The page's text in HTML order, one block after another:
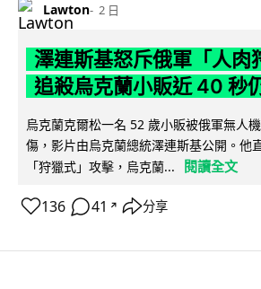
Lawton 2 日
澤連斯基怒斥俄軍「人肉
追殺烏克蘭小販近 40 秒
烏克蘭克爾松一名 52 歲小販被俄軍無人
傷，影片由烏克蘭總統澤連斯基公開。他
「狩獵式」攻擊，烏克蘭...
閱讀全文
136 41 ↗ 分享